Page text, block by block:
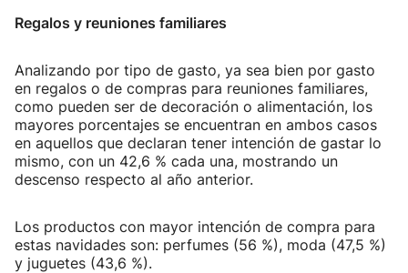
Regalos y reuniones familiares
Analizando por tipo de gasto, ya sea bien por gasto
en regalos o de compras para reuniones familiares,
como pueden ser de decoración o alimentación, los
mayores porcentajes se encuentran en ambos casos
en aquellos que declaran tener intención de gastar lo
mismo, con un 42,6 % cada una, mostrando un
descenso respecto al año anterior.
Los productos con mayor intención de compra para
estas navidades son: perfumes (56 %), moda (47,5 %)
y juguetes (43,6 %).